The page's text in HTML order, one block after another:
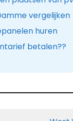
vergelijken
huren
betalen??